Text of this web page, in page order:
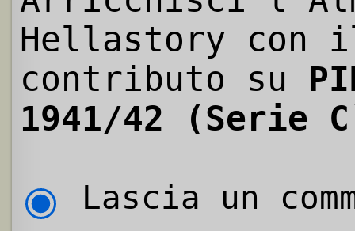
Hellastory con
contributo su
1941/42 (Serie
Lascia un